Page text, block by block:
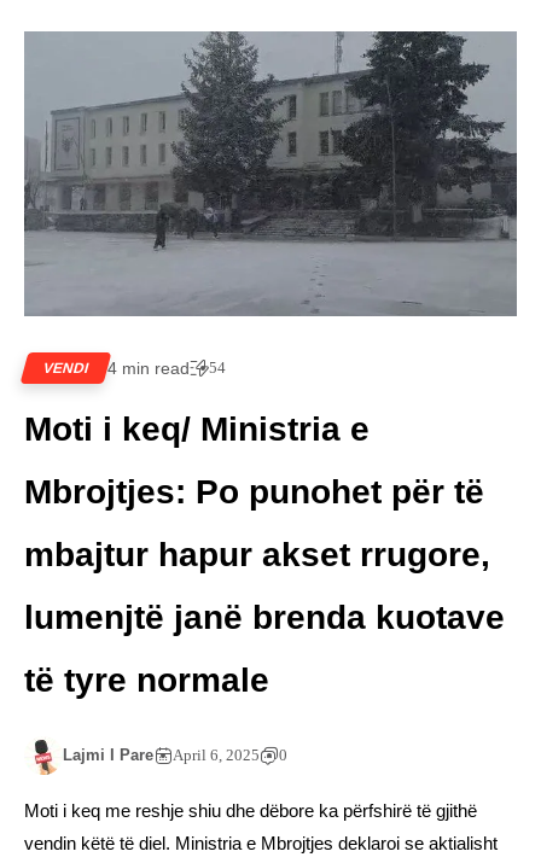
VENDI 4 min read 54
Moti i keq/ Ministria e
Mbrojtjes: Po punohet për të
mbajtur hapur akset rrugore,
lumenjtë janë brenda kuotave
të tyre normale
Lajmi I Pare April 6, 2025 0
Moti i keq me reshje shiu dhe dëbore ka përfshirë të gjithë
vendin këtë të diel. Ministria e Mbrojtjes deklaroi se aktialisht